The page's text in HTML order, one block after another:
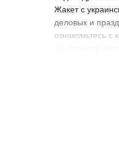
Жакет с
деловых и
ознакомьтесь